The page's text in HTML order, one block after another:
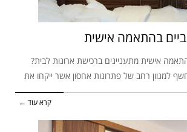
בהתאמה אישית
אישית מתעניינים ברכישת ארונות לבית?
למגוון רחב של פתרונות אחסון אשר ייקחו את
קרא עוד ←